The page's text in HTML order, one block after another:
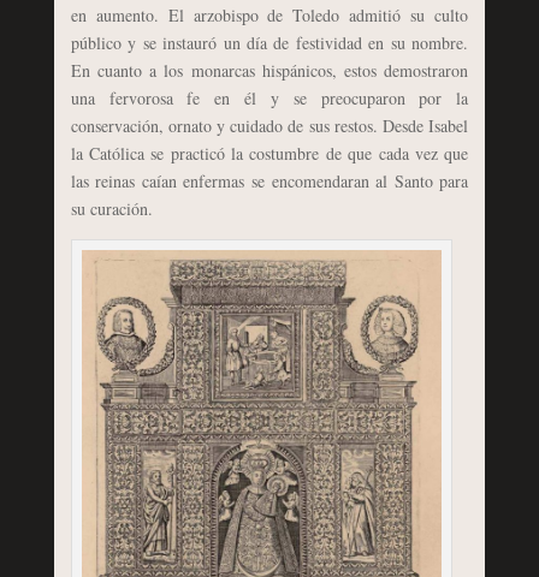
en aumento. El arzobispo de Toledo admitió su culto
público y se instauró un día de festividad en su nombre.
En cuanto a los monarcas hispánicos, estos demostraron
una fervorosa fe en él y se preocuparon por la
conservación, ornato y cuidado de sus restos. Desde Isabel
la Católica se practicó la costumbre de que cada vez que
las reinas caían enfermas se encomendaran al Santo para
su curación.